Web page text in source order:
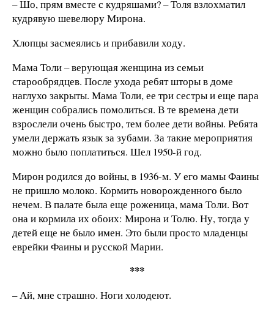
– Шо, прям вместе с кудряшами? – Толя взлохматил
кудрявую шевелюру Мирона.
Хлопцы засмеялись и прибавили ходу.
Мама Толи – верующая женщина из семьи
старообрядцев. После ухода ребят шторы в доме
наглухо закрыты. Мама Толи, ее три сестры и еще пара
женщин собрались помолиться. В те времена дети
взрослели очень быстро, тем более дети войны. Ребята
умели держать язык за зубами. За такие мероприятия
можно было поплатиться. Шел 1950-й год.
Мирон родился до войны, в 1936-м. У его мамы Фаины
не пришло молоко. Кормить новорожденного было
нечем. В палате была еще роженица, мама Толи. Вот
она и кормила их обоих: Мирона и Толю. Ну, тогда у
детей еще не было имен. Это были просто младенцы
еврейки Фаины и русской Марии.
***
– Ай, мне страшно. Ноги холодеют.